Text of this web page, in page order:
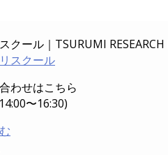
クール｜TSURUMI
わせはこちら
〜16:30)